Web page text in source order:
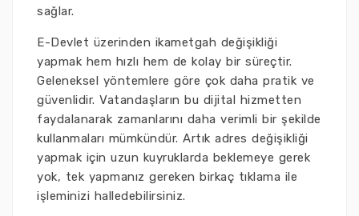
sağlar.
E-Devlet üzerinden ikametgah değişikliği
yapmak hem hızlı hem de kolay bir süreçtir.
Geleneksel yöntemlere göre çok daha pratik ve
güvenlidir. Vatandaşların bu dijital hizmetten
faydalanarak zamanlarını daha verimli bir şekilde
kullanmaları mümkündür. Artık adres değişikliği
yapmak için uzun kuyruklarda beklemeye gerek
yok, tek yapmanız gereken birkaç tıklama ile
işleminizi halledebilirsiniz.